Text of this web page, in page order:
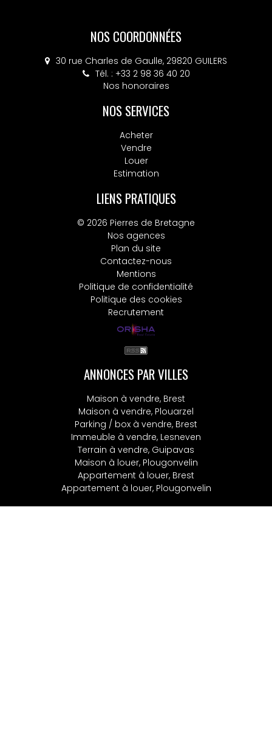
NOS COORDONNÉES
30 rue Charles de Gaulle, 29820 GUILERS
Tél. : +33 2 98 36 40 20
Nos honoraires
NOS SERVICES
Acheter
Vendre
Louer
Estimation
LIENS PRATIQUES
© 2026 Pierres de Bretagne
Nos agences
Plan du site
Contactez-nous
Mentions
Politique de confidentialité
Politique des cookies
Recrutement
ANNONCES PAR VILLES
Maison à vendre, Brest
Maison à vendre, Plouarzel
Parking / box à vendre, Brest
Immeuble à vendre, Lesneven
Terrain à vendre, Guipavas
Maison à louer, Plougonvelin
Appartement à louer, Brest
Appartement à louer, Plougonvelin